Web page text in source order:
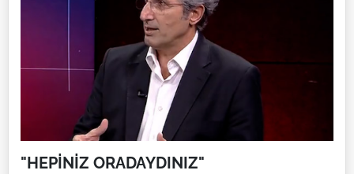
"HEPİNİZ ORADAYDINIZ"